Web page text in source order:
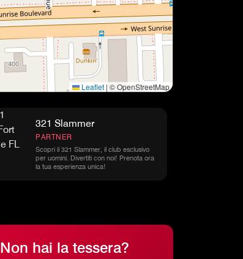
Leaflet | © OpenStreetMap
321 Slammer
PARTNER
Scopri il 321 Slammer, il club esclusivo
per uomini. Divertiti con noi! Prenota ora
la tua esperienza unica!
Non hai la tessera?